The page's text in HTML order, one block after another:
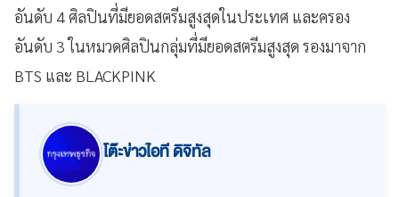
อันดับ 4 ศิลปินที่มียอดสตรีมสูงสุดในประเทศ และครอง
อันดับ 3 ในหมวดศิลปินกลุ่มที่มียอดสตรีมสูงสุด รองมาจาก
BTS และ BLACKPINK
โต๊ะข่าวไอที ดิจิทัล